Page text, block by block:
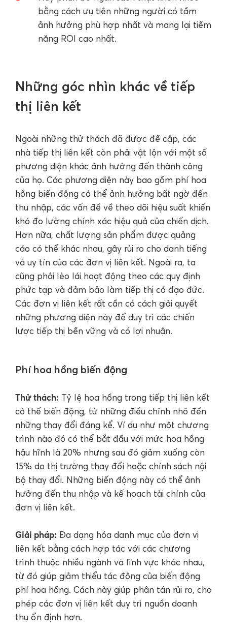
bằng cách ưu tiên những người có tầm
ảnh hưởng phù hợp nhất và mang lại tiềm
năng ROI cao nhất.
Những góc nhìn khác về tiếp
thị liên kết
Ngoài những thử thách đã được đề cập, các
nhà tiếp thị liên kết còn phải vật lộn với một số
phương diện khác ảnh hưởng đến thành công
của họ. Các phương diện này bao gồm phí hoa
hồng biến động có thể ảnh hưởng bất ngờ đến
thu nhập, các vấn đề về theo dõi hiệu suất khiến
khó đo lường chính xác hiệu quả của chiến dịch.
Hơn nữa, chất lượng sản phẩm được quảng
cáo có thể khác nhau, gây rủi ro cho danh tiếng
và uy tín của các đơn vị liên kết. Ngoài ra, ta
cũng phải lèo lái hoạt động theo các quy định
phức tạp và đảm bảo làm tiếp thị có đạo đức.
Các đơn vị liên kết rất cần có cách giải quyết
những phương diện này để duy trì các chiến
lược tiếp thị bền vững và có lợi nhuận.
Phí hoa hồng biến động
Thử thách: Tỷ lệ hoa hồng trong tiếp thị liên kết
có thể biến động, từ những điều chỉnh nhỏ đến
những thay đổi đáng kể. Ví dụ như một chương
trình nào đó có thể bắt đầu với mức hoa hồng
hậu hĩnh là 20% ​​nhưng sau đó giảm xuống còn
15% do thị trường thay đổi hoặc chính sách nội
bộ thay đổi. Những biến động này có thể ảnh
hưởng đến thu nhập và kế hoạch tài chính của
đơn vị liên kết.
Giải pháp: Đa dạng hóa danh mục của đơn vị
liên kết bằng cách hợp tác với các chương
trình thuộc nhiều ngành và lĩnh vực khác nhau,
từ đó giúp giảm thiểu tác động của biến động
phí hoa hồng. Cách này giúp phân tán rủi ro, cho
phép các đơn vị liên kết duy trì nguồn doanh
thu ổn định hơn.